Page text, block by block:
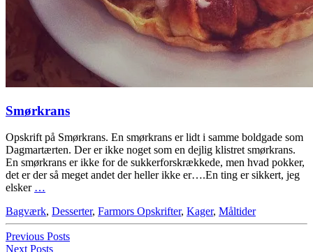
Smørkrans
Opskrift på Smørkrans. En smørkrans er lidt i samme boldgade som
Dagmartærten. Der er ikke noget som en dejlig klistret smørkrans.
En smørkrans er ikke for de sukkerforskrækkede, men hvad pokker,
det er der så meget andet der heller ikke er….En ting er sikkert, jeg
elsker …
Bagværk, Desserter, Farmors Opskrifter, Kager, Måltider
Previous Posts
Next Posts